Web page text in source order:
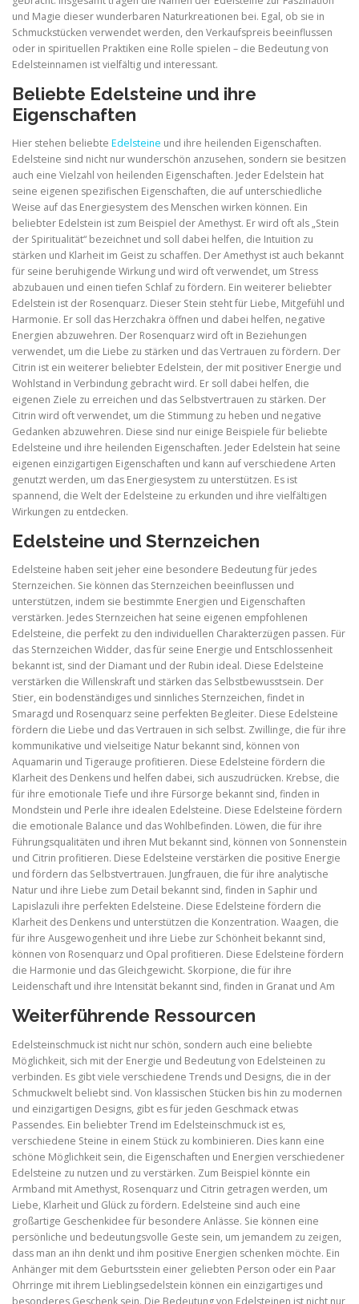
und Magie dieser wunderbaren Naturkreationen bei. Egal, ob sie in
Schmuckstücken verwendet werden, den Verkaufspreis beeinflussen
oder in spirituellen Praktiken eine Rolle spielen – die Bedeutung von
Edelsteinnamen ist vielfältig und interessant.
Beliebte Edelsteine und ihre
Eigenschaften
Hier stehen beliebte Edelsteine und ihre heilenden Eigenschaften.
Edelsteine sind nicht nur wunderschön anzusehen, sondern sie besitzen
auch eine Vielzahl von heilenden Eigenschaften. Jeder Edelstein hat
seine eigenen spezifischen Eigenschaften, die auf unterschiedliche
Weise auf das Energiesystem des Menschen wirken können. Ein
beliebter Edelstein ist zum Beispiel der Amethyst. Er wird oft als „Stein
der Spiritualität“ bezeichnet und soll dabei helfen, die Intuition zu
stärken und Klarheit im Geist zu schaffen. Der Amethyst ist auch bekannt
für seine beruhigende Wirkung und wird oft verwendet, um Stress
abzubauen und einen tiefen Schlaf zu fördern. Ein weiterer beliebter
Edelstein ist der Rosenquarz. Dieser Stein steht für Liebe, Mitgefühl und
Harmonie. Er soll das Herzchakra öffnen und dabei helfen, negative
Energien abzuwehren. Der Rosenquarz wird oft in Beziehungen
verwendet, um die Liebe zu stärken und das Vertrauen zu fördern. Der
Citrin ist ein weiterer beliebter Edelstein, der mit positiver Energie und
Wohlstand in Verbindung gebracht wird. Er soll dabei helfen, die
eigenen Ziele zu erreichen und das Selbstvertrauen zu stärken. Der
Citrin wird oft verwendet, um die Stimmung zu heben und negative
Gedanken abzuwehren. Diese sind nur einige Beispiele für beliebte
Edelsteine und ihre heilenden Eigenschaften. Jeder Edelstein hat seine
eigenen einzigartigen Eigenschaften und kann auf verschiedene Arten
genutzt werden, um das Energiesystem zu unterstützen. Es ist
spannend, die Welt der Edelsteine zu erkunden und ihre vielfältigen
Wirkungen zu entdecken.
Edelsteine und Sternzeichen
Edelsteine haben seit jeher eine besondere Bedeutung für jedes
Sternzeichen. Sie können das Sternzeichen beeinflussen und
unterstützen, indem sie bestimmte Energien und Eigenschaften
verstärken. Jedes Sternzeichen hat seine eigenen empfohlenen
Edelsteine, die perfekt zu den individuellen Charakterzügen passen. Für
das Sternzeichen Widder, das für seine Energie und Entschlossenheit
bekannt ist, sind der Diamant und der Rubin ideal. Diese Edelsteine
verstärken die Willenskraft und stärken das Selbstbewusstsein. Der
Stier, ein bodenständiges und sinnliches Sternzeichen, findet in
Smaragd und Rosenquarz seine perfekten Begleiter. Diese Edelsteine
fördern die Liebe und das Vertrauen in sich selbst. Zwillinge, die für ihre
kommunikative und vielseitige Natur bekannt sind, können von
Aquamarin und Tigerauge profitieren. Diese Edelsteine fördern die
Klarheit des Denkens und helfen dabei, sich auszudrücken. Krebse, die
für ihre emotionale Tiefe und ihre Fürsorge bekannt sind, finden in
Mondstein und Perle ihre idealen Edelsteine. Diese Edelsteine fördern
die emotionale Balance und das Wohlbefinden. Löwen, die für ihre
Führungsqualitäten und ihren Mut bekannt sind, können von Sonnenstein
und Citrin profitieren. Diese Edelsteine verstärken die positive Energie
und fördern das Selbstvertrauen. Jungfrauen, die für ihre analytische
Natur und ihre Liebe zum Detail bekannt sind, finden in Saphir und
Lapislazuli ihre perfekten Edelsteine. Diese Edelsteine fördern die
Klarheit des Denkens und unterstützen die Konzentration. Waagen, die
für ihre Ausgewogenheit und ihre Liebe zur Schönheit bekannt sind,
können von Rosenquarz und Opal profitieren. Diese Edelsteine fördern
die Harmonie und das Gleichgewicht. Skorpione, die für ihre
Leidenschaft und ihre Intensität bekannt sind, finden in Granat und Am
Weiterführende Ressourcen
Edelsteinschmuck ist nicht nur schön, sondern auch eine beliebte
Möglichkeit, sich mit der Energie und Bedeutung von Edelsteinen zu
verbinden. Es gibt viele verschiedene Trends und Designs, die in der
Schmuckwelt beliebt sind. Von klassischen Stücken bis hin zu modernen
und einzigartigen Designs, gibt es für jeden Geschmack etwas
Passendes. Ein beliebter Trend im Edelsteinschmuck ist es,
verschiedene Steine in einem Stück zu kombinieren. Dies kann eine
schöne Möglichkeit sein, die Eigenschaften und Energien verschiedener
Edelsteine zu nutzen und zu verstärken. Zum Beispiel könnte ein
Armband mit Amethyst, Rosenquarz und Citrin getragen werden, um
Liebe, Klarheit und Glück zu fördern. Edelsteine sind auch eine
großartige Geschenkidee für besondere Anlässe. Sie können eine
persönliche und bedeutungsvolle Geste sein, um jemandem zu zeigen,
dass man an ihn denkt und ihm positive Energien schenken möchte. Ein
Anhänger mit dem Geburtsstein einer geliebten Person oder ein Paar
Ohrringe mit ihrem Lieblingsedelstein können ein einzigartiges und
besonderes Geschenk sein. Die Bedeutung von Edelsteinen ist nicht nur